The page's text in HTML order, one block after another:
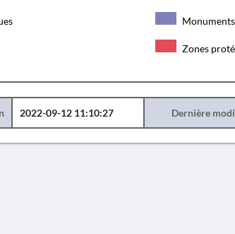
Monuments
Zones
2022-09-12 11:10:27 Dernière